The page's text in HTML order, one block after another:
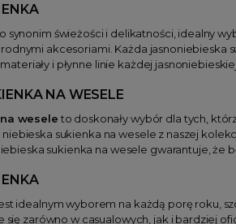
synonim świeżości i delikatności, idealny
akcesoriami. Każda
i płynne linie każdej
NA WESELE
wesele to doskonały wybór dla tych,
niebieska sukienka na wesele z naszej
sukienka na wesele gwarantuje,
idealnym wyborem na każdą porę roku,
zarówno w casualowych, jak i bardziej